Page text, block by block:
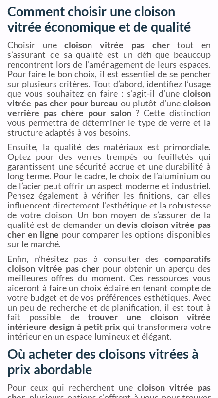
Comment choisir une cloison
vitrée économique et de qualité
Choisir unecloison vitrée pas chertout en
s’assurant de sa qualité est un défi que beaucoup
rencontrent lors de l’aménagement de leurs espaces.
Pour faire le bon choix, il est essentiel de se pencher
sur plusieurs critères. Tout d’abord, identifiez l’usage
que vous souhaitez en faire : s’agit-il d’une cloison
vitrée pas cher pour bureau ou plutôt d’une cloison
verrière pas chère pour salon? Cette distinction
vous permettra de déterminer le type de verre et la
structure adaptés à vos besoins.
Ensuite, la qualité des matériaux est primordiale.
Optez pour des verres trempés ou feuilletés qui
garantissent une sécurité accrue et une durabilité à
long terme. Pour le cadre, le choix de l’aluminium ou
de l’acier peut offrir un aspect moderne et industriel.
Pensez également à vérifier les finitions, car elles
influencent directement l’esthétique et la robustesse
de votre cloison. Un bon moyen de s’assurer de la
qualité est de demander undevis cloison vitrée pas
cher en ligne pour comparer les options disponibles
sur le marché.
Enfin, n’hésitez pas à consulter des comparatifs
cloison vitrée pas cher pour obtenir un aperçu des
meilleures offres du moment. Ces ressources vous
aideront à faire un choix éclairé en tenant compte de
votre budget et de vos préférences esthétiques. Avec
un peu de recherche et de planification, il est tout à
fait possible de trouver une cloison vitrée
intérieure design à petit prix qui transformera votre
intérieur en un espace lumineux et élégant.
Où acheter des cloisons vitrées à
prix abordable
Pour ceux qui recherchent une cloison vitrée pas